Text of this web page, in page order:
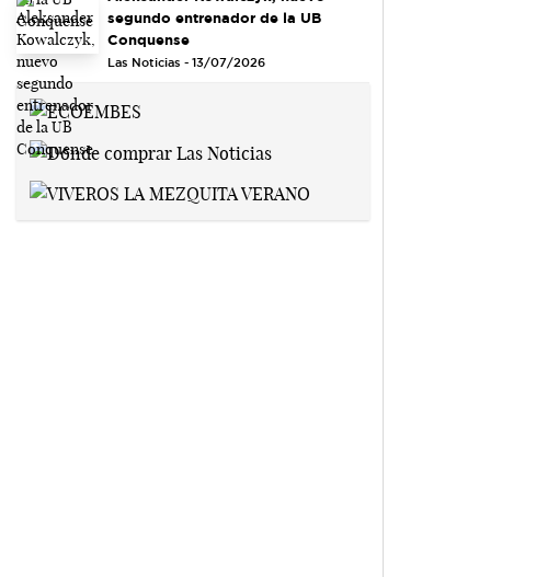
segundo entrenador de la UB
Conquense
Las Noticias - 13/07/2026